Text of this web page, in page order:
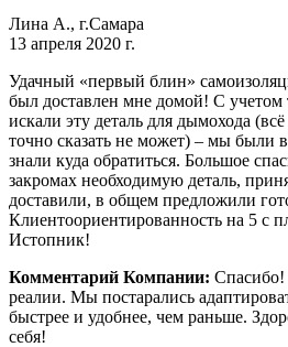
Лина А., г.Самара
13 апреля 2020 г.
Удачный «первый блин»
был доставлен мне домой! С учетом
искали эту деталь для дымохода
точно сказать не может) – мы были
знали куда обратиться. Большое
закромах необходимую деталь,
доставили, в общем предложили
Клиентоориентированность на 5 с
Истопник!
Комментарий Компании: Спасибо!
реалии. Мы постарались
быстрее и удобнее, чем раньше.
себя!